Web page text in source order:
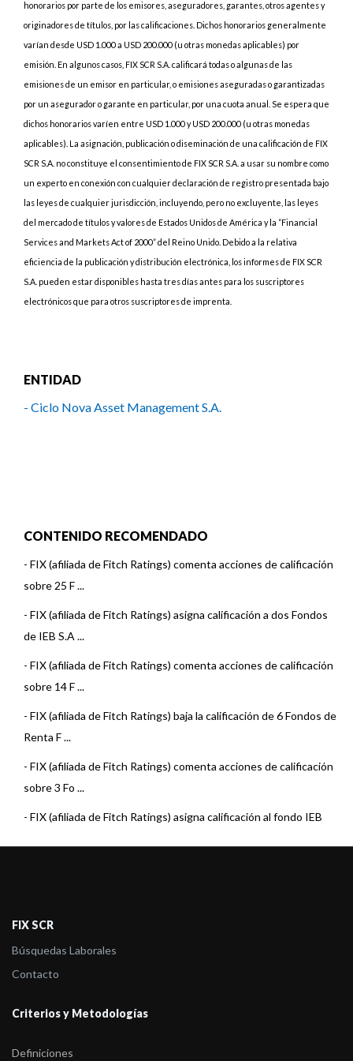
honorarios por parte de los emisores, aseguradores, garantes, otros agentes y
originadores de títulos, por las calificaciones. Dichos honorarios generalmente
varían desde USD 1.000 a USD 200.000 (u otras monedas aplicables) por
emisión. En algunos casos, FIX SCR S.A. calificará todas o algunas de las
emisiones de un emisor en particular, o emisiones aseguradas o garantizadas
por un asegurador o garante en particular, por una cuota anual. Se espera que
dichos honorarios varíen entre USD 1.000 y USD 200.000 (u otras monedas
aplicables). La asignación, publicación o diseminación de una calificación de FIX
SCR S.A. no constituye el consentimiento de FIX SCR S.A. a usar su nombre como
un experto en conexión con cualquier declaración de registro presentada bajo
las leyes de cualquier jurisdicción, incluyendo, pero no excluyente, las leyes
del mercado de títulos y valores de Estados Unidos de América y la “Financial
Services and Markets Act of 2000” del Reino Unido. Debido a la relativa
eficiencia de la publicación y distribución electrónica, los informes de FIX SCR
S.A. pueden estar disponibles hasta tres días antes para los suscriptores
electrónicos que para otros suscriptores de imprenta.
ENTIDAD
- Ciclo Nova Asset Management S.A.
CONTENIDO RECOMENDADO
- FIX (afiliada de Fitch Ratings) comenta acciones de calificación
sobre 25 F ...
- FIX (afiliada de Fitch Ratings) asigna calificación a dos Fondos
de IEB S.A ...
- FIX (afiliada de Fitch Ratings) comenta acciones de calificación
sobre 14 F ...
- FIX (afiliada de Fitch Ratings) baja la calificación de 6 Fondos de
Renta F ...
- FIX (afiliada de Fitch Ratings) comenta acciones de calificación
sobre 3 Fo ...
- FIX (afiliada de Fitch Ratings) asigna calificación al fondo IEB
- FIX (afiliada de Fitch Ratings) comenta acciones de calificación
FIX (afiliada de Fitch Ratings) baja calificación a un Fondo de
-FIX (afiliada de Fitch Ratings) comenta acciones de calificación
FIX SCR
Búsquedas Laborales
Contacto
Criterios y Metodologías
Definiciones